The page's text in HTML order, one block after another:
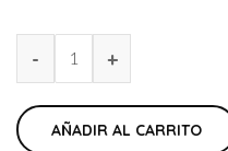
AÑADIR AL CARRITO